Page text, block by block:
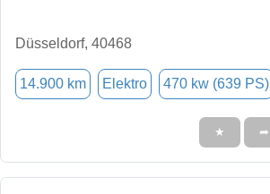
Düsseldorf, 40468
14.900 km Elektro 470 kw (639 PS)
★ ➦